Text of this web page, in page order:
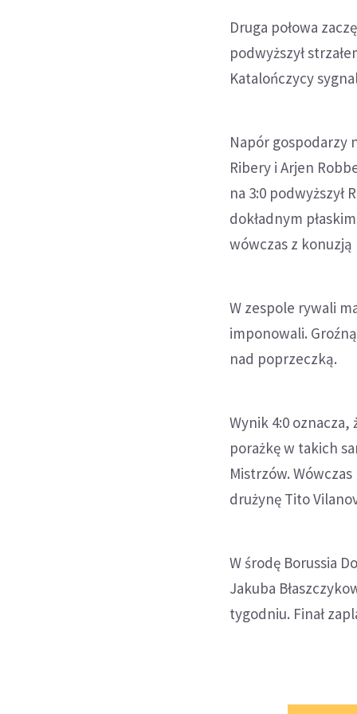
Druga połowa
podwyższył
Katalończycy
Napór gospodarzy
Ribery i Arjen
na 3:0 podwyższył
dokładnym
wówczas z
W zespole rywali
imponowali.
nad poprzeczką.
Wynik 4:0 oznacza,
porażkę w takich
Mistrzów.
drużynę Tito
W środę Borussia
Jakuba
tygodniu. Finał